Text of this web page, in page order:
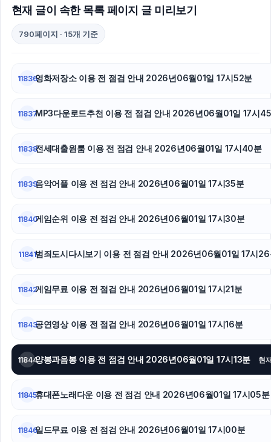
이혼전문변호사
현재 글이 속한 목록 페이지 글 미리보기
790페이지 · 15개 기준
11836영화저장소 이용 전 점검 안내 2026년06월01일 17시52분
11837MP3다운로드추천 이용 전 점검 안내 2026년06월01일 17시
11838전세대출원룸 이용 전 점검 안내 2026년06월01일 17시40분
11839음악어플 이용 전 점검 안내 2026년06월01일 17시35분
11840게임순위 이용 전 점검 안내 2026년06월01일 17시30분
11841범죄도시다시보기 이용 전 점검 안내 2026년06월01일 17시26
11842게임무료 이용 전 점검 안내 2026년06월01일 17시21분
11843공연영상 이용 전 점검 안내 2026년06월01일 17시16분
11844양봉과음봉 이용 전 점검 안내 2026년06월01일 17시13분 현
11845휴대폰노래다운 이용 전 점검 안내 2026년06월01일 17시05분
11846일드무료 이용 전 점검 안내 2026년06월01일 17시00분